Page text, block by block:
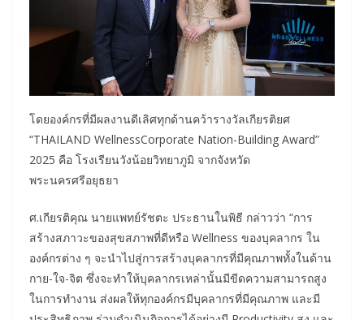
โดยองค์กรที่มีผลงานดีเลิศทุกด้านคว้ารางวัลเกียรติยศ
“THAILAND WellnessCorporate Nation-Building Award”
2025 คือ โรงเรียนวังน้อยวิทยาภูมิ จากจังหวัด
พระนครศรีอยุธยา
ศ.เกียรติคุณ นายแพทย์รัชตะ ประธานในพิธี กล่าวว่า “การ
สร้างสภาวะของสุขสภาพที่ดีหรือ Wellness ของบุคลากร ใน
องค์กรต่าง ๆ จะนำไปสู่การสร้างบุคลากรที่มีคุณภาพทั้งในด้าน
กาย-ใจ-จิต ซึ่งจะทำให้บุคลากรเหล่านั้นมีขีดความสามารถสูง
ในการทำงาน ส่งผลให้ทุกองค์กรมีบุคลากรที่มีคุณภาพ และมี